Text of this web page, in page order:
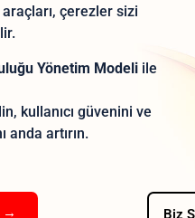
çerezler sizi
Yönetim Modeli ile
kullanıcı güvenini ve
anda artırın.
→